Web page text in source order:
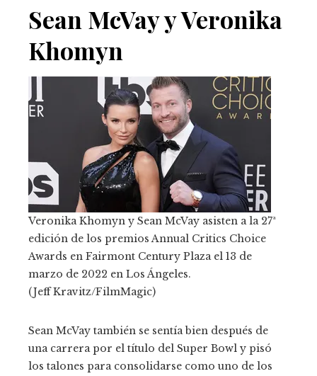
Sean McVay y Veronika
Khomyn
Veronika Khomyn y Sean McVay asisten a la 27ª
edición de los premios Annual Critics Choice
Awards en Fairmont Century Plaza el 13 de
marzo de 2022 en Los Ángeles.
(Jeff Kravitz/FilmMagic)
Sean McVay también se sentía bien después de
una carrera por el título del Super Bowl y pisó
los talones para consolidarse como uno de los